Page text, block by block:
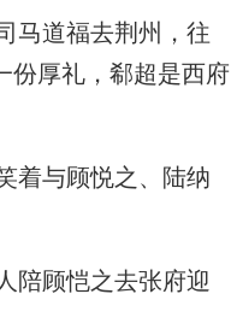
马道福去荆州，往
份厚礼，郗超是西府
着与顾悦之、陆纳
陪顾恺之去张府迎